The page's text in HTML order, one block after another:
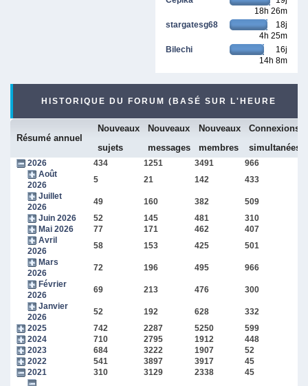
18h 26m
stargatesg68
18j
4h 25m
Bilechi
16j
14h 8m
HISTORIQUE DU FORUM (BASÉ SUR L'HEURE
Résumé annuel
Nouveaux
sujets
Nouveaux
messages
Nouveaux
membres
Connexions
simultanées
2026 434 1251 3491 966
Août
2026
5 21 142 433
Juillet
2026
49 160 382 509
Juin 2026
52 145 481 310
Mai 2026
77 171 462 407
Avril
2026
58 153 425 501
Mars
2026
72 196 495 966
Février
2026
69 213 476 300
Janvier
2026
52 192 628 332
2025
742 2287 5250 599
2024
710 2795 1912 448
2023
684 3222 1907 52
2022
541 3897 3917 45
2021
310 3129 2338 45